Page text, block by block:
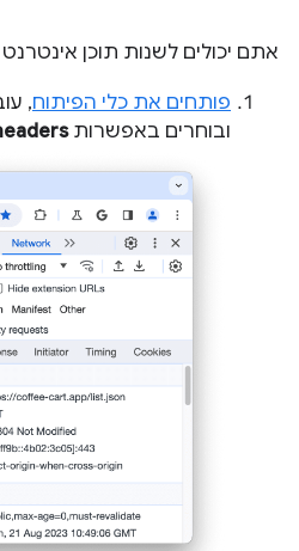
אתם יכולים לשנות תוכן
פותחים את כלי הפיתוח,
ובוחרים באפשרות